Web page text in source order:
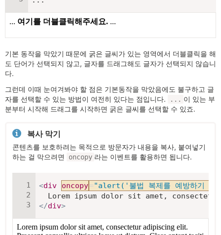
기본 동작을 막았기 때문에 굵은 글씨가 있는 영역에서 더블클릭을 해
도 단어가 선택되지 않고, 글자를 드래그해도 글자가 선택되지 않습니
다.
그런데 이때 눈여겨봐야 할 점은 기본동작을 막았음에도 불구하고 글
자를 선택할 수 있는 방법이 여전히 있다는 점입니다.
... 이 있는 부
분부터 시작해 드래그를 시작하면 굵은 글씨를 선택할 수 있죠.
복사 막기
콘텐츠를 보호하려는 목적으로 방문자가 내용을 복사, 붙여넣기
하는 걸 막으려면
oncopy 라는 이벤트를 활용하면 됩니다.
<div oncopy="alert('불법 복제를 예방하기
</div>